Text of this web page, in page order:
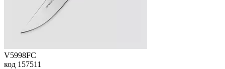
V5998FC
код 157511